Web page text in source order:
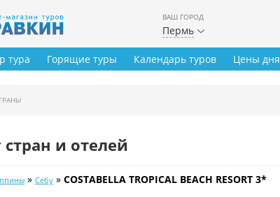
ВАШ ГОРОД
Пермь
тура Горящие туры Календарь туров Цены дня
стран и отелей
» Себу » COSTABELLA TROPICAL BEACH RESORT 3*